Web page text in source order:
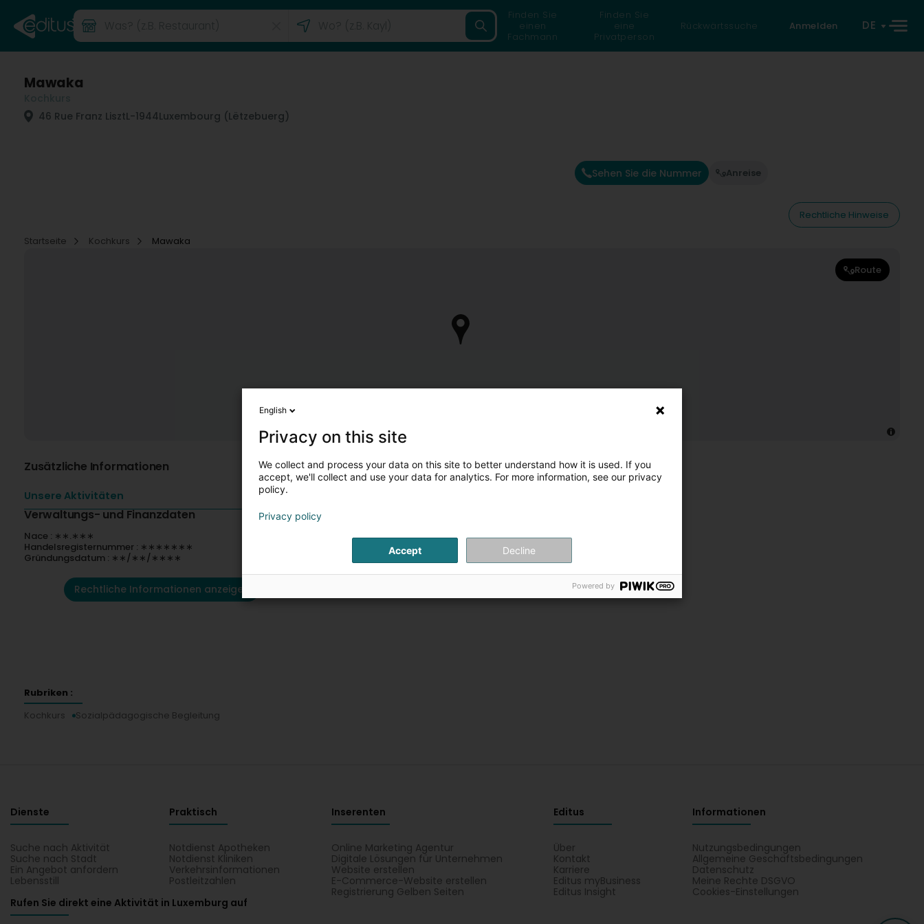
Finden Sie
einen
Fachmann
Finden Sie
eine
Privatperson
Rückwärtssuche Anmelden DE
Mawaka
46 Rue Franz LisztL-1944Luxembourg (Lëtzebuerg)
Sehen Sie die Nummer Anreise
Rechtliche Hinweise
Startseite
Kochkurs Mawaka
Route
Zusätzliche Informationen
Unsere Aktivitäten
Verwaltungs- und Finanzdaten
Nace : ∗∗.∗∗∗
Handelsregisternummer : ∗∗∗∗∗∗∗
Gründungsdatum : ∗∗/∗∗/∗∗∗∗
Rechtliche Informationen anzeigen
Rubriken :
Kochkurs
Sozialpädagogische Begleitung
Dienste
Suche nach Aktivität
Suche nach Stadt
Ein Angebot anfordern
Lebensstill
Praktisch
Notdienst Apotheken
Notdienst Kliniken
Verkehrsinformationen
Postleitzahlen
Inserenten
Online Marketing Agentur
Digitale Lösungen für Unternehmen
Website erstellen
E-Commerce-Website erstellen
Registrierung Gelben Seiten
Editus
Über
Kontakt
Karriere
Editus myBusiness
Editus Insight
Informationen
Nutzungsbedingungen
Allgemeine Geschäftsbedingungen
Datenschutz
Meine Rechte DSGVO
Cookies-Einstellungen
Rufen Sie direkt eine Aktivität in Luxemburg auf
English
Privacy on this site
We collect and process your data on this site to better understand how it is used. If you
accept, we'll collect and use your data for analytics. For more information, see our privacy
policy.
Privacy policy
Accept Decline
Powered by